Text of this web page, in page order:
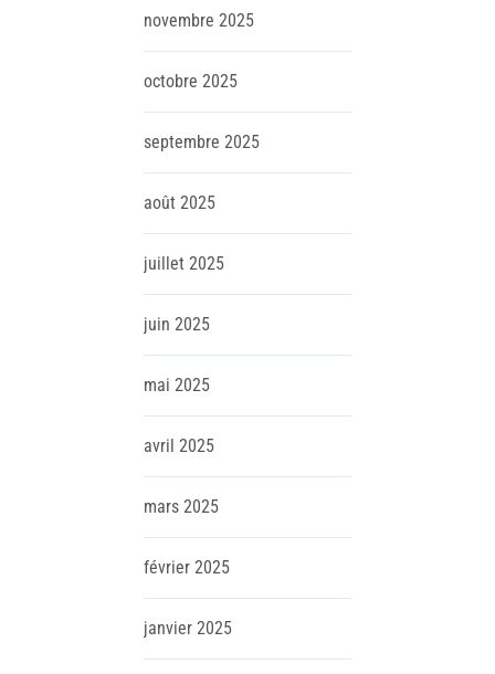
novembre 2025
octobre 2025
septembre 2025
août 2025
juillet 2025
juin 2025
mai 2025
avril 2025
mars 2025
février 2025
janvier 2025